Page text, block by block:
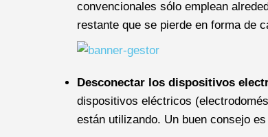
convencionales sólo emplean
restante que se pierde en forma de
Desconectar los dispositivos
dispositivos eléctricos
están utilizando. Un buen consejo